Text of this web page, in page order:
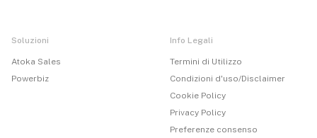
Soluzioni
Atoka Sales
Powerbiz
Info Legali
Termini di Utilizzo
Condizioni d'uso/Disclaimer
Cookie Policy
Privacy Policy
Preferenze consenso